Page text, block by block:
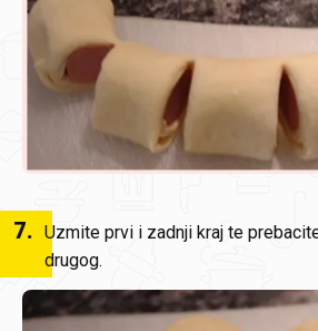
7. Uzmite prvi i zadnji kraj te
drugog.